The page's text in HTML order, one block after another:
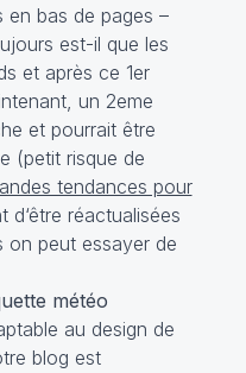
en bas de pages –
est-il que les
et après ce 1er
un 2eme
et pourrait être
(petit risque de
tendances pour
d‘être réactualisées
on peut essayer de
météo
au design de
blog est